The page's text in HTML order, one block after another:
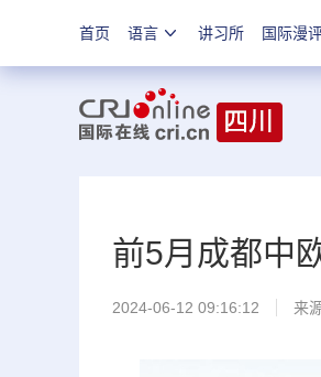
首页 语言 讲习所 国际漫
前5月成都中
2024-06-12 09:16:12 来